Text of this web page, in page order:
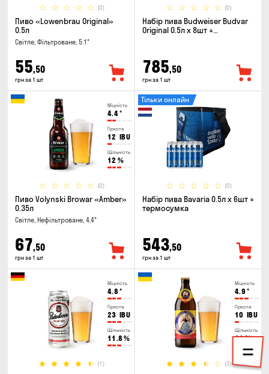
(0)
Пиво «Lowenbrau Original»
0.5л
Світле, Фільтроване, 5.1°
55,50
грн за 1 шт
(0)
Набір пива Budweiser Budvar
Original 0.5л х 8шт +
785,50
грн за 1 шт
Міцність
4.4°
Гіркота
12 IBU
Щільність
12 %
(0)
Пиво Volynski Browar «Amber»
0.35л
Світле, Нефільтроване, 4.4°
67,50
грн за 1 шт
(0)
Тільки онлайн
Набір пива Bavaria 0.5л х 6шт +
термосумка
543,50
грн за 1 шт
Міцність
4.8 °
Гіркота
23 IBU
Щільність
11.8 %
(1)
Міцність
4.9 °
Гіркота
10 IBU
Щільність
11%
(3)